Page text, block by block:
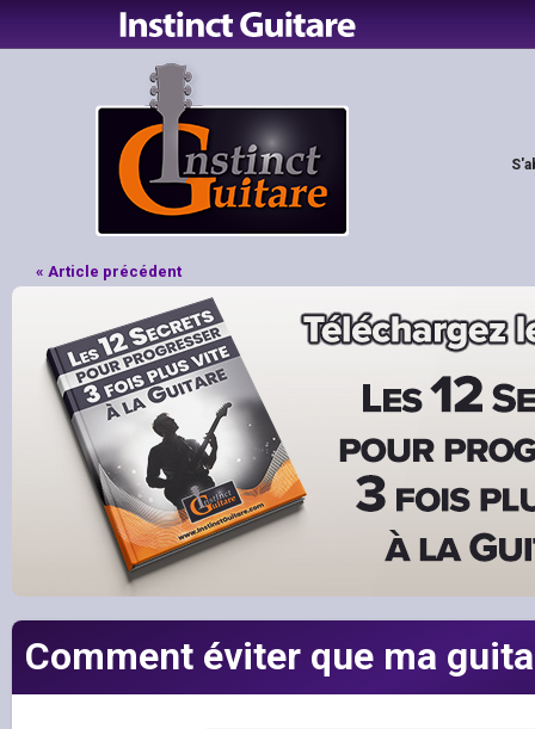
« Article précédent
Comment éviter que ma